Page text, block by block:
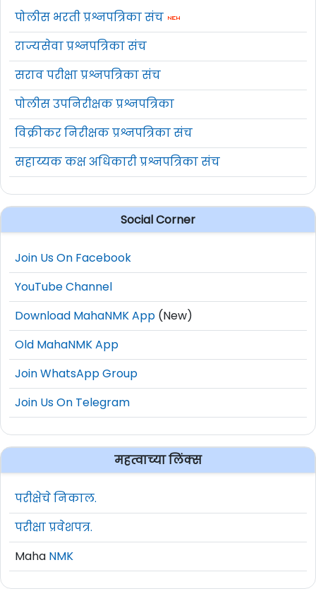
पोलीस भरती प्रश्नपत्रिका संच
राज्यसेवा प्रश्नपत्रिका संच
सराव परीक्षा प्रश्नपत्रिका संच
पोलीस उपनिरीक्षक प्रश्नपत्रिका
विक्रीकर निरीक्षक प्रश्नपत्रिका संच
सहाय्यक कक्ष अधिकारी प्रश्नपत्रिका संच
Social Corner
Join Us On Facebook
YouTube Channel
Download MahaNMK App (New)
Old MahaNMK App
Join WhatsApp Group
Join Us On Telegram
महत्वाच्या लिंक्स
परीक्षेचे निकाल.
परीक्षा प्रवेशपत्र.
Maha NMK